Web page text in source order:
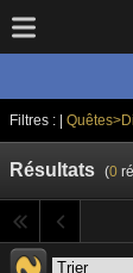
Filtres : |
Résultats (0